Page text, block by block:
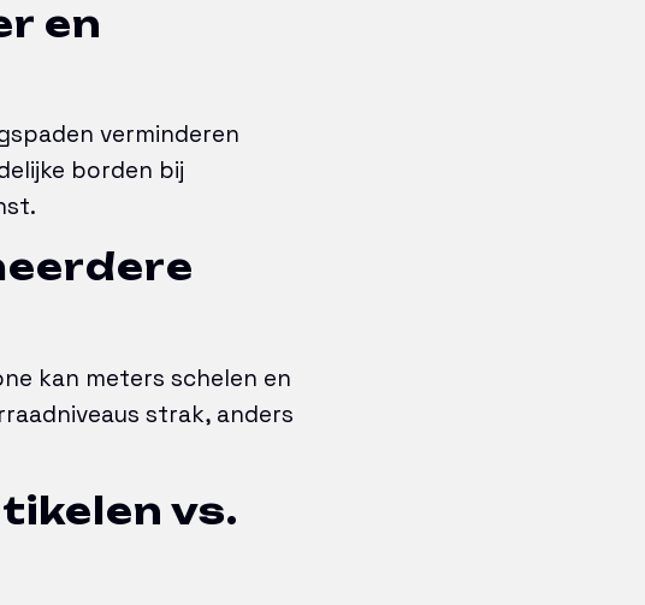
en
verminderen
borden bij
kan meters schelen en
strak, anders
vs.